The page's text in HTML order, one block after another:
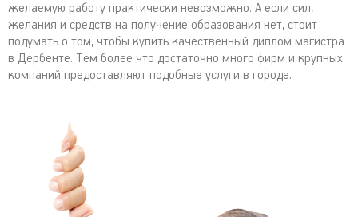
желаемую работу практически невозможно. А если сил,
желания и средств на получение образования нет, стоит
подумать о том, чтобы купить качественный диплом магистра
в Дербенте. Тем более что достаточно много фирм и крупных
компаний предоставляют подобные услуги в городе.